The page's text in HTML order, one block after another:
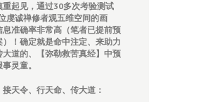
重起见，通过30多次考验测试
虔诚禅修者观五维空间的画
息准确率非常高 （笔者已提前预
）！确定就是命中注定、来助力
大道的、【弥勒救苦真经】中预
灵童。
接天令、行天命、传大道：